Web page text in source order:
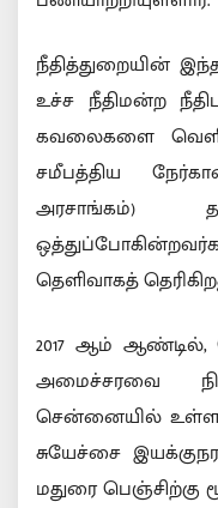
நீதித்துறையின்
உச்ச நீதிமன்ற
கவலைகளை
சமீபத்திய
அரசாங்கம்)
தெளிவாகத்
2017 ஆம்
அமைச்சரவை
சென்னையில் உள்ள
சுயேச்சை
மதுரை பெஞ்சிற்கு